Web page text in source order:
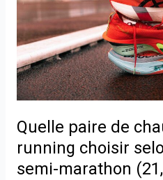
Quelle paire de
running choisir
semi-marathon
running
choisir
selon
son
objectif
sur
marathon
(21,1km)
?